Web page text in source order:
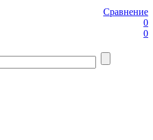
Сравнение
0
0